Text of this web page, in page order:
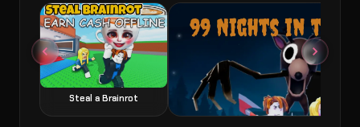
Steal a Brainrot